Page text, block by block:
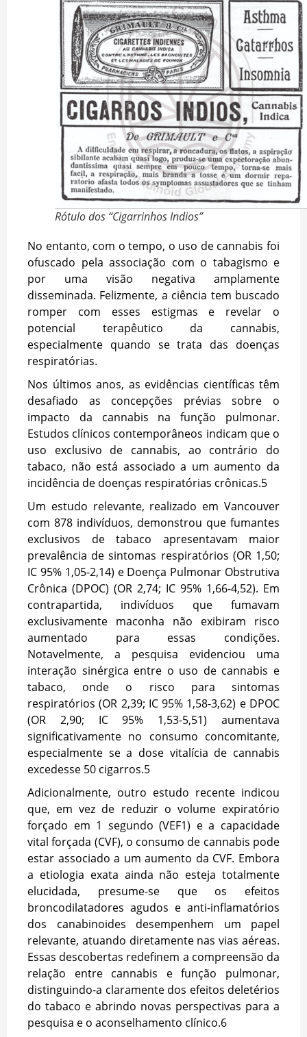
Rótulo dos “Cigarrinhos Indios”
No entanto, com o tempo, o uso de cannabis foi
ofuscado pela associação com o tabagismo e
por uma visão negativa amplamente
disseminada. Felizmente, a ciência tem buscado
romper com esses estigmas e revelar o
potencial terapêutico da cannabis,
especialmente quando se trata das doenças
respiratórias.
Nos últimos anos, as evidências científicas têm
desafiado as concepções prévias sobre o
impacto da cannabis na função pulmonar.
Estudos clínicos contemporâneos indicam que o
uso exclusivo de cannabis, ao contrário do
tabaco, não está associado a um aumento da
incidência de doenças respiratórias crônicas.5
Um estudo relevante, realizado em Vancouver
com 878 indivíduos, demonstrou que fumantes
exclusivos de tabaco apresentavam maior
prevalência de sintomas respiratórios (OR 1,50;
IC 95% 1,05-2,14) e Doença Pulmonar Obstrutiva
Crônica (DPOC) (OR 2,74; IC 95% 1,66-4,52). Em
contrapartida, indivíduos que fumavam
exclusivamente maconha não exibiram risco
aumentado para essas condições.
Notavelmente, a pesquisa evidenciou uma
interação sinérgica entre o uso de cannabis e
tabaco, onde o risco para sintomas
respiratórios (OR 2,39; IC 95% 1,58-3,62) e DPOC
(OR 2,90; IC 95% 1,53-5,51) aumentava
significativamente no consumo concomitante,
especialmente se a dose vitalícia de cannabis
excedesse 50 cigarros.5
Adicionalmente, outro estudo recente indicou
que, em vez de reduzir o volume expiratório
forçado em 1 segundo (VEF1) e a capacidade
vital forçada (CVF), o consumo de cannabis pode
estar associado a um aumento da CVF. Embora
a etiologia exata ainda não esteja totalmente
elucidada, presume-se que os efeitos
broncodilatadores agudos e anti-inflamatórios
dos canabinoides desempenhem um papel
relevante, atuando diretamente nas vias aéreas.
Essas descobertas redefinem a compreensão da
relação entre cannabis e função pulmonar,
distinguindo-a claramente dos efeitos deletérios
do tabaco e abrindo novas perspectivas para a
pesquisa e o aconselhamento clínico.6